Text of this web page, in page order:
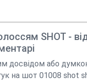
SHOT -
досвідом або
на шот 01008 shot